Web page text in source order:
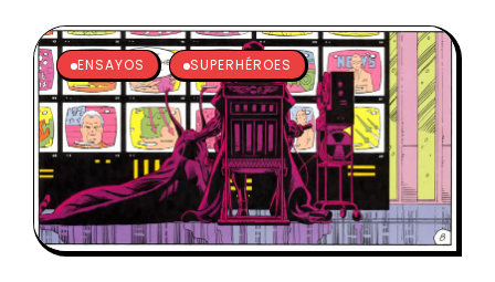
ENSAYOS SUPERHÉROES